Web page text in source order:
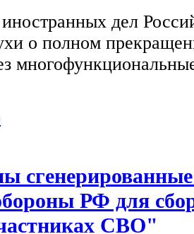
дел
о полном
РФ для
СВО"